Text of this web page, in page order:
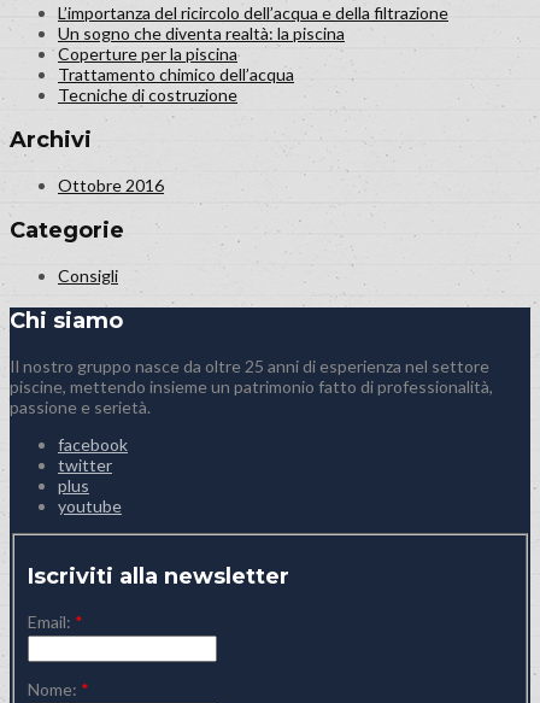
L’importanza del ricircolo dell’acqua e della filtrazione
Un sogno che diventa realtà: la piscina
Coperture per la piscina
Trattamento chimico dell’acqua
Tecniche di costruzione
Archivi
Ottobre 2016
Categorie
Consigli
Chi siamo
Il nostro gruppo nasce da oltre 25 anni di esperienza nel settore
piscine, mettendo insieme un patrimonio fatto di professionalità,
passione e serietà.
facebook
twitter
plus
youtube
Iscriviti alla newsletter
Email: *
Nome: *